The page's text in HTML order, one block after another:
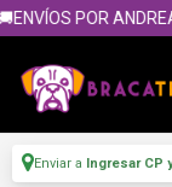
POR
Enviar a Ingresar CP